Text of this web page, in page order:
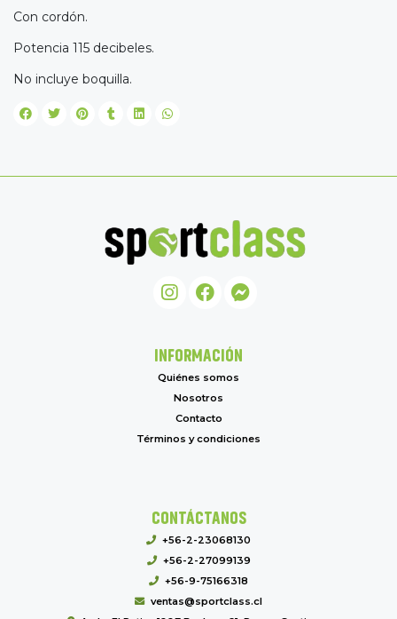
Con cordón.
Potencia 115 decibeles.
No incluye boquilla.
INFORMACIÓN
Quiénes somos
Nosotros
Contacto
Términos y condiciones
CONTÁCTANOS
+56-2-23068130
+56-2-27099139
+56-9-75166318
ventas@sportclass.cl